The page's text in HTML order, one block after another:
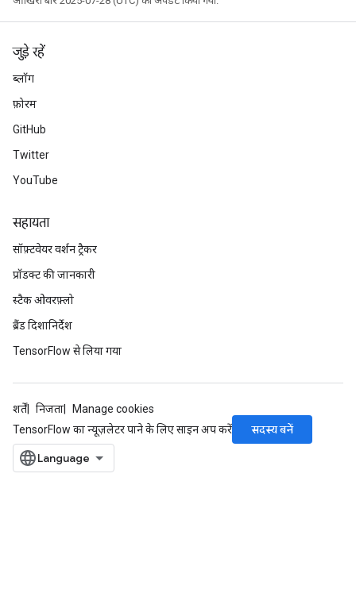
जुड़े रहें
ब्लॉग
फ़ोरम
GitHub
Twitter
YouTube
सहायता
सॉफ़्टवेयर वर्शन ट्रैकर
प्रॉडक्ट की जानकारी
स्टैक ओवरफ़्लो
ब्रैंड दिशानिर्देश
TensorFlow से लिया गया
शर्तें निजता
Manage cookies
TensorFlow का न्यूज़लेटर पाने के लिए साइन अप करें
सदस्य बनें